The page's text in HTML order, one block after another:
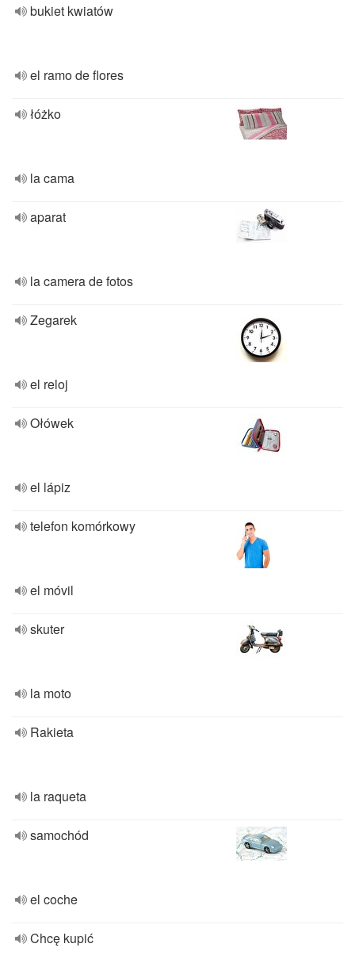
bukiet kwiatów
el ramo de flores
łóżko
la cama
aparat
la camera de fotos
Zegarek
el reloj
Ołówek
el lápiz
telefon komórkowy
el móvil
skuter
la moto
Rakieta
la raqueta
samochód
el coche
Chcę kupić